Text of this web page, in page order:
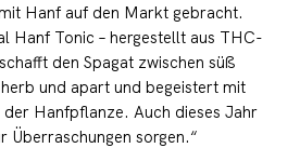
Hanf auf den Markt gebracht.
Hanf Tonic – hergestellt aus THC-
den Spagat zwischen süß
und apart und begeistert mit
Hanfpflanze. Auch dieses Jahr
Überraschungen sorgen.“